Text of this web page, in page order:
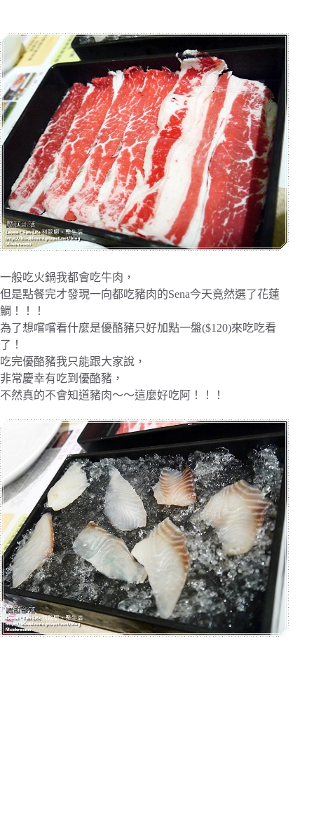
一般吃火鍋我都會吃牛肉，
但是點餐完才發現一向都吃豬肉的Sena今天竟然選了花蓮
鯛！！！
為了想嚐嚐看什麼是優酪豬只好加點一盤($120)來吃吃看
了！
吃完優酪豬我只能跟大家說，
非常慶幸有吃到優酪豬，
不然真的不會知道豬肉～～這麼好吃阿！！！